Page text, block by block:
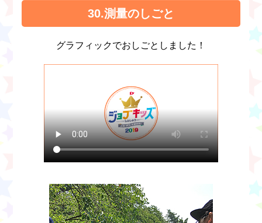
30.測量のしごと
グラフィックでおしごとしました！